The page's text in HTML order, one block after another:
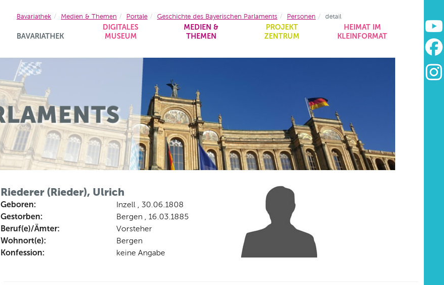
BAVARIATHEK
DIGITALES
MUSEUM
MEDIEN &
THEMEN
PROJEKT
ZENTRUM
HEIMAT IM
KLEINFORMAT
Bavariathek Medien & Themen Portale Geschichte des Bayerischen Parlaments Personen detail
Riederer (Rieder), Ulrich
Geboren: Inzell , 30.06.1808
Gestorben: Bergen , 16.03.1885
Beruf(e)/Ämter: Vorsteher
Wohnort(e): Bergen
Konfession: keine Angabe